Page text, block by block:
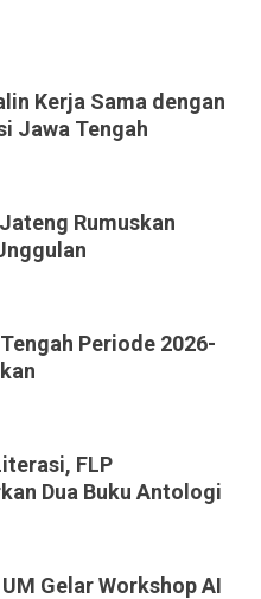
Kerja Sama dengan
Jawa Tengah
Rumuskan
Periode 2026-
FLP
Dua Buku Antologi
Gelar Workshop AI